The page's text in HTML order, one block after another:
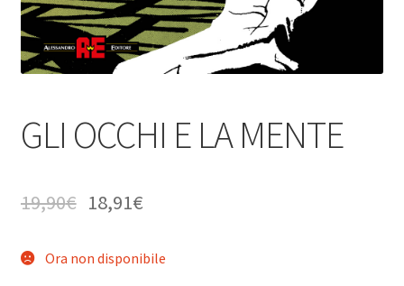
GLI OCCHI E LA MENTE
19,90€ 18,91€
Ora non disponibile